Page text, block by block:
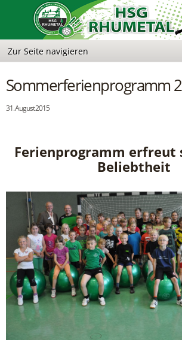
Sommerferienprogramm
31. August 2015
Ferienprogramm erfreut
Beliebtheit